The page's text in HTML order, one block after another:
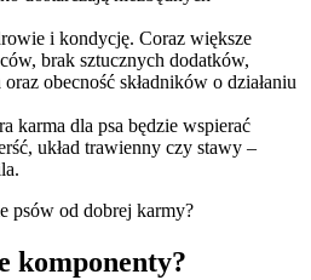
i kondycję. Coraz większe
brak sztucznych dodatków,
obecność składników o działaniu
karma dla psa będzie wspierać
układ trawienny czy stawy –
komponenty?